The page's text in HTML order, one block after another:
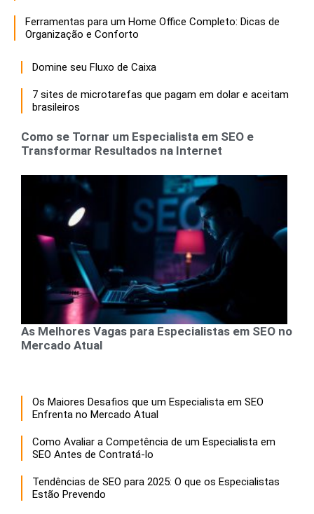
Ferramentas para um Home Office Completo: Dicas de
Organização e Conforto
Domine seu Fluxo de Caixa
7 sites de microtarefas que pagam em dolar e aceitam
brasileiros
Como se Tornar um Especialista em SEO e
Transformar Resultados na Internet
As Melhores Vagas para Especialistas em SEO no
Mercado Atual
Os Maiores Desafios que um Especialista em SEO
Enfrenta no Mercado Atual
Como Avaliar a Competência de um Especialista em
SEO Antes de Contratá-lo
Tendências de SEO para 2025: O que os Especialistas
Estão Prevendo